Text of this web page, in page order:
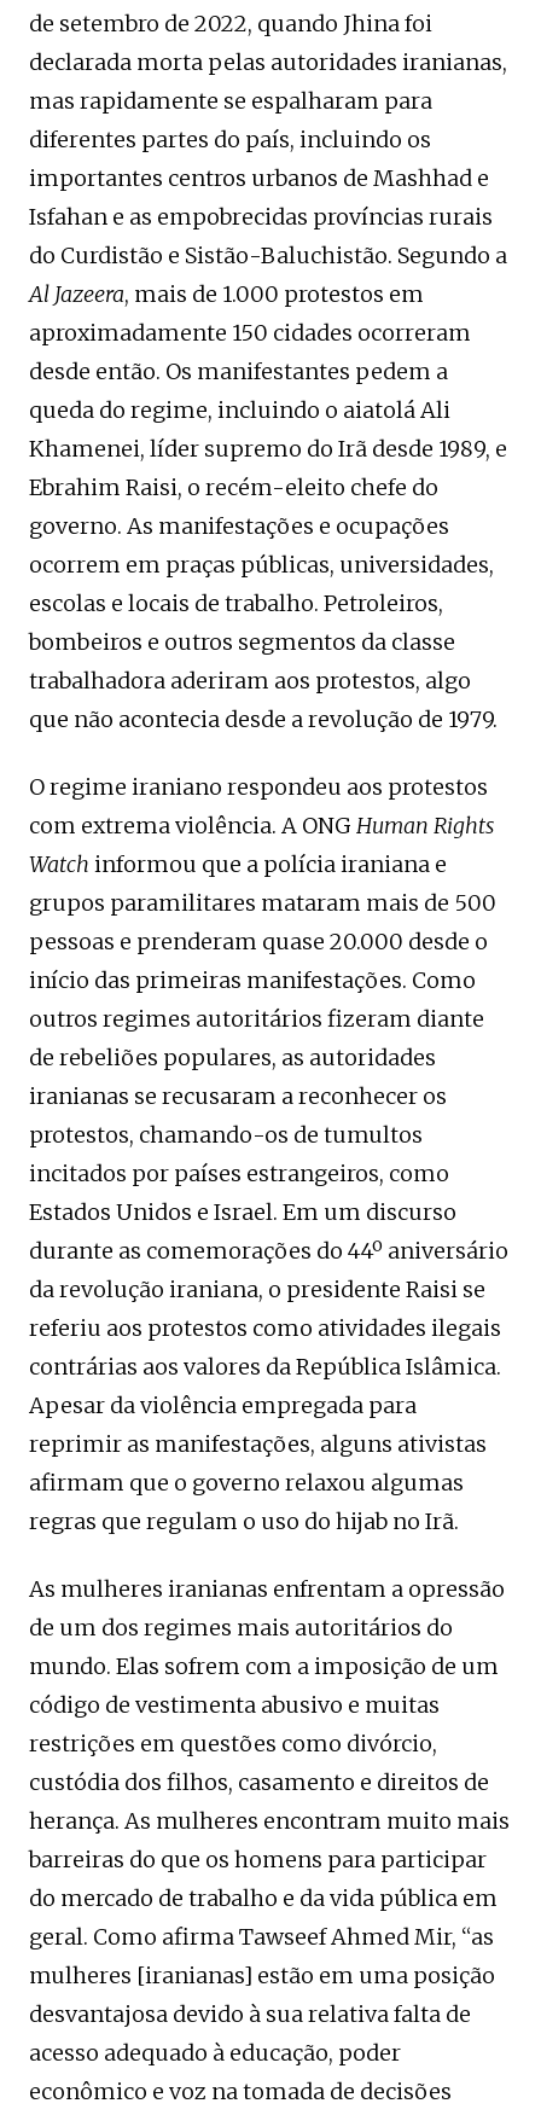
de setembro de 2022, quando Jhina foi
declarada morta pelas autoridades iranianas,
mas rapidamente se espalharam para
diferentes partes do país, incluindo os
importantes centros urbanos de Mashhad e
Isfahan e as empobrecidas províncias rurais
do Curdistão e Sistão-Baluchistão. Segundo a
Al Jazeera, mais de 1.000 protestos em
aproximadamente 150 cidades ocorreram
desde então. Os manifestantes pedem a
queda do regime, incluindo o aiatolá Ali
Khamenei, líder supremo do Irã desde 1989, e
Ebrahim Raisi, o recém-eleito chefe do
governo. As manifestações e ocupações
ocorrem em praças públicas, universidades,
escolas e locais de trabalho. Petroleiros,
bombeiros e outros segmentos da classe
trabalhadora aderiram aos protestos, algo
que não acontecia desde a revolução de 1979.
O regime iraniano respondeu aos protestos
com extrema violência. A ONG Human Rights
Watch informou que a polícia iraniana e
grupos paramilitares mataram mais de 500
pessoas e prenderam quase 20.000 desde o
início das primeiras manifestações. Como
outros regimes autoritários fizeram diante
de rebeliões populares, as autoridades
iranianas se recusaram a reconhecer os
protestos, chamando-os de tumultos
incitados por países estrangeiros, como
Estados Unidos e Israel. Em um discurso
durante as comemorações do 44º aniversário
da revolução iraniana, o presidente Raisi se
referiu aos protestos como atividades ilegais
contrárias aos valores da República Islâmica.
Apesar da violência empregada para
reprimir as manifestações, alguns ativistas
afirmam que o governo relaxou algumas
regras que regulam o uso do hijab no Irã.
As mulheres iranianas enfrentam a opressão
de um dos regimes mais autoritários do
mundo. Elas sofrem com a imposição de um
código de vestimenta abusivo e muitas
restrições em questões como divórcio,
custódia dos filhos, casamento e direitos de
herança. As mulheres encontram muito mais
barreiras do que os homens para participar
do mercado de trabalho e da vida pública em
geral. Como afirma Tawseef Ahmed Mir, “as
mulheres [iranianas] estão em uma posição
desvantajosa devido à sua relativa falta de
acesso adequado à educação, poder
econômico e voz na tomada de decisões